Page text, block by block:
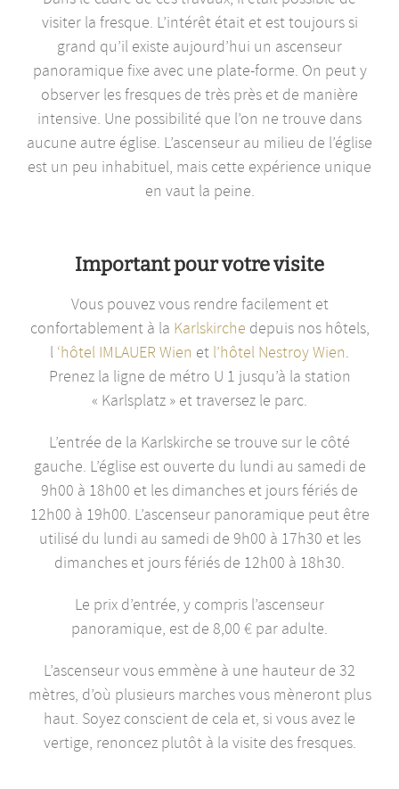
visiter la fresque. L’intérêt était et est toujours si
grand qu’il existe aujourd’hui un ascenseur
panoramique fixe avec une plate-forme. On peut y
observer les fresques de très près et de manière
intensive. Une possibilité que l’on ne trouve dans
aucune autre église. L’ascenseur au milieu de l’église
est un peu inhabituel, mais cette expérience unique
en vaut la peine.
Important pour votre visite
Vous pouvez vous rendre facilement et
confortablement à la Karlskirche depuis nos hôtels,
l ‘hôtel IMLAUER Wien et l’hôtel Nestroy Wien.
Prenez la ligne de métro U 1 jusqu’à la station
« Karlsplatz » et traversez le parc.
L’entrée de la Karlskirche se trouve sur le côté
gauche. L’église est ouverte du lundi au samedi de
9h00 à 18h00 et les dimanches et jours fériés de
12h00 à 19h00. L’ascenseur panoramique peut être
utilisé du lundi au samedi de 9h00 à 17h30 et les
dimanches et jours fériés de 12h00 à 18h30.
Le prix d’entrée, y compris l’ascenseur
panoramique, est de 8,00 € par adulte.
L’ascenseur vous emmène à une hauteur de 32
mètres, d’où plusieurs marches vous mèneront plus
haut. Soyez conscient de cela et, si vous avez le
vertige, renoncez plutôt à la visite des fresques.